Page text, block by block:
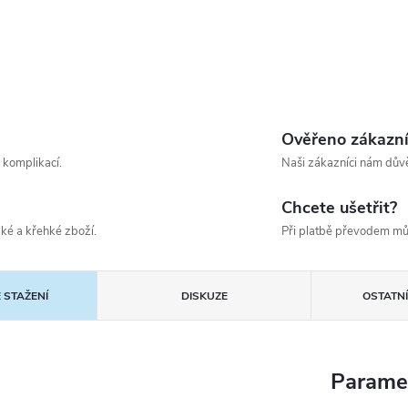
Ověřeno
Naši zákazníci nám
a křehké zboží.
Chcete ušetřit?
Při platbě převodem
STAŽENÍ DISKUZE